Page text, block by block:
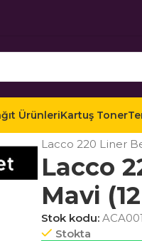
ÜrünleriKartuş Toner
Lacco 220 Liner
Lacco
Mavi
Stok kodu:
Stokta